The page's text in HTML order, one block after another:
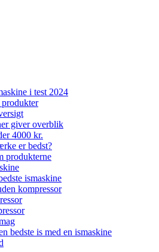
i test 2024
produkter
giver overblik
4000 kr.
er bedst?
produkterne
ismaskine
kompressor
bedste is med en ismaskine